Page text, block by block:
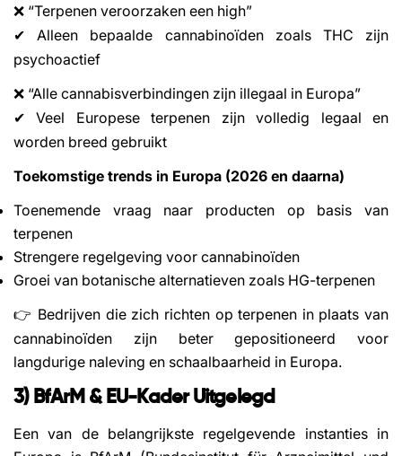
❌ “Terpenen veroorzaken een high”
✔ Alleen bepaalde cannabinoïden zoals THC zijn
psychoactief
❌ “Alle cannabisverbindingen zijn illegaal in Europa”
✔
Veel Europese terpenen zijn volledig legaal en
worden breed gebruikt
Toekomstige trends in Europa (2026 en daarna)
Toenemende vraag naar producten op basis van
terpenen
Strengere regelgeving voor cannabinoïden
Groei van botanische alternatieven zoals HG-terpenen
👉 Bedrijven die zich richten op terpenen in plaats van
cannabinoïden zijn beter gepositioneerd voor
langdurige naleving en schaalbaarheid in Europa.
3) BfArM & EU-Kader Uitgelegd
Een van de belangrijkste regelgevende instanties in